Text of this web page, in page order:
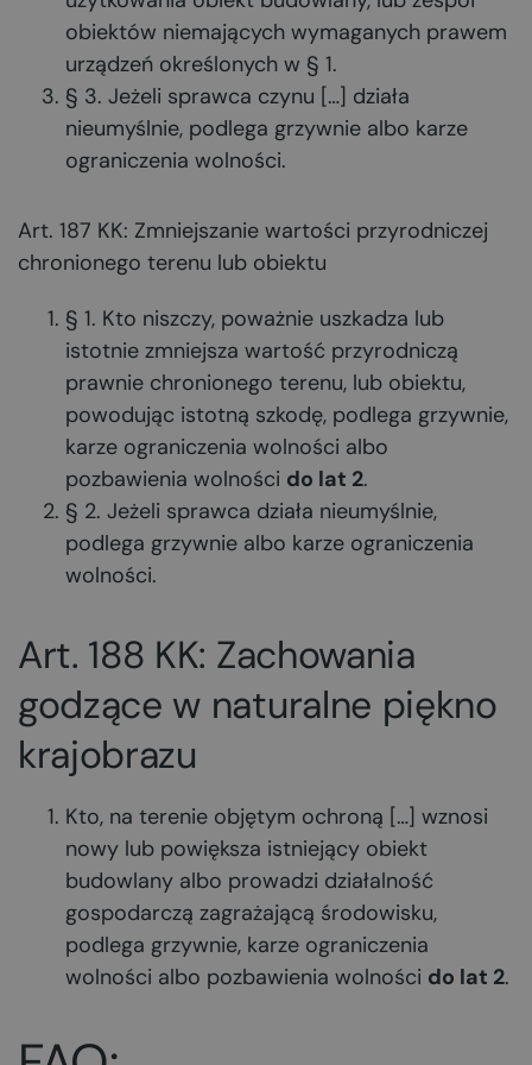
obiektów niemających wymaganych prawem
urządzeń określonych w § 1.
§ 3. Jeżeli sprawca czynu […] działa
nieumyślnie, podlega grzywnie albo karze
ograniczenia wolności.
Art. 187 KK: Zmniejszanie wartości przyrodniczej
chronionego terenu lub obiektu
§ 1. Kto niszczy, poważnie uszkadza lub
istotnie zmniejsza wartość przyrodniczą
prawnie chronionego terenu, lub obiektu,
powodując istotną szkodę, podlega grzywnie,
karze ograniczenia wolności albo
pozbawienia wolności do lat 2.
§ 2. Jeżeli sprawca działa nieumyślnie,
podlega grzywnie albo karze ograniczenia
wolności.
Art. 188 KK: Zachowania
godzące w naturalne piękno
krajobrazu
Kto, na terenie objętym ochroną […] wznosi
nowy lub powiększa istniejący obiekt
budowlany albo prowadzi działalność
gospodarczą zagrażającą środowisku,
podlega grzywnie, karze ograniczenia
wolności albo pozbawienia wolności do lat 2.